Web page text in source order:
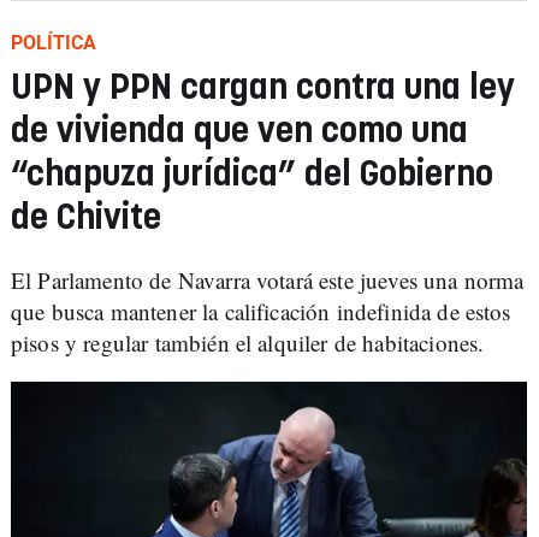
POLÍTICA
UPN y PPN cargan contra una ley
de vivienda que ven como una
“chapuza jurídica” del Gobierno
de Chivite
El Parlamento de Navarra votará este jueves una norma
que busca mantener la calificación indefinida de estos
pisos y regular también el alquiler de habitaciones.